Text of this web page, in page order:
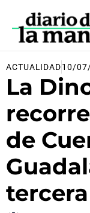
contenido
ACTUALIDAD10/
La
de